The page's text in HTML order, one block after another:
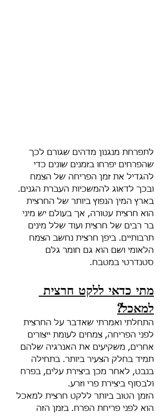
לתפרחת מנגנון מדהים שגורם לכך
שהפרחים יפרחו בזמנים שונים כדי
להגדיל את זמן הפריחה של הצמח
ובכך לדאוג להמשכיות העברת הגנים.
בארץ המין הנפוץ ביותר של החרצית
הוא חרצית עטורה, אך בעולם יש מיני
בר רבים של חרצית ועוד שלל מינים
תרבותיים. ביפן חרצית נחשב הצמח
הלאומי ושם הוא גם חומר גלם
סטנדרטי במטבח.
מתי כדאי ללקט חרצית
למאכל?
התחלתי ואמרתי שאדבר על החרצית
לפני הפריחה, צמחים לעומת ייצורים
אחרים, משקיעים את האנרגיה שלהם
תמיד בחלק הצעיר ביותר. בתחילה
בנבט, לאחר מכן ביצירת עלים, בפרח
ולבסוף ביצירת פרי וזרע.
הזמן הטוב ביותר ללקט חרצית למאכל
הוא לפני פריחת הפרח. בזמן הזה